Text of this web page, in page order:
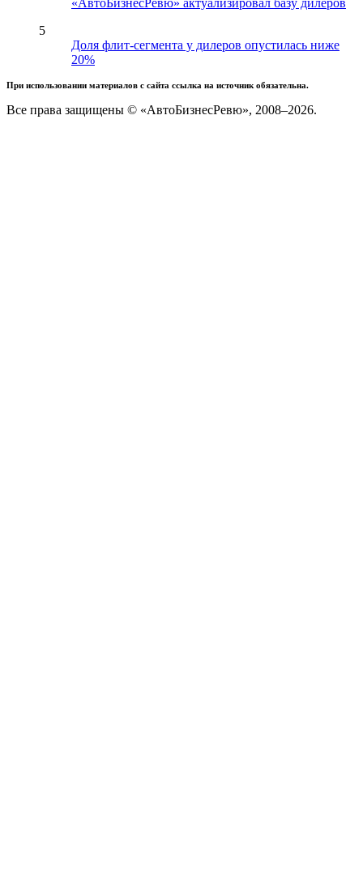
5
Доля флит-сегмента у дилеров опустилась ниже
20%
При использовании материалов с сайта ссылка на источник обязательна.
Все права защищены © «АвтоБизнесРевю», 2008–2026.